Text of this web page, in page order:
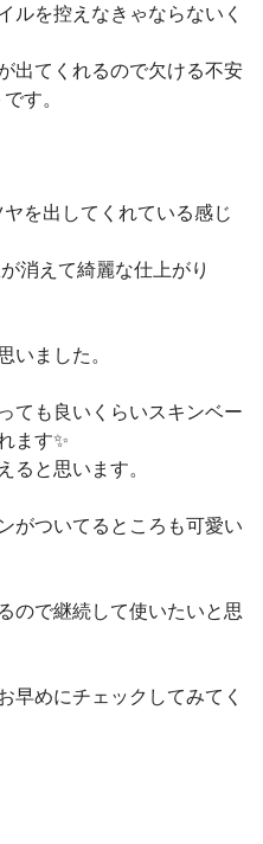
ルを控えなきゃならないく
出てくれるので欠ける不安
す。
を出してくれている感じ
消えて綺麗な仕上がり
いました。
ても良いくらいスキンベー
ます✨
ると思います。
がついてるところも可愛い
ので継続して使いたいと思
早めにチェックしてみてく